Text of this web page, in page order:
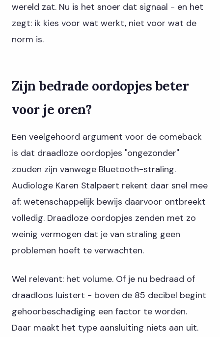
wereld zat. Nu is het snoer dat signaal - en het
zegt: ik kies voor wat werkt, niet voor wat de
norm is.
Zijn bedrade oordopjes beter
voor je oren?
Een veelgehoord argument voor de comeback
is dat draadloze oordopjes "ongezonder"
zouden zijn vanwege Bluetooth-straling.
Audiologe Karen Stalpaert rekent daar snel mee
af: wetenschappelijk bewijs daarvoor ontbreekt
volledig. Draadloze oordopjes zenden met zo
weinig vermogen dat je van straling geen
problemen hoeft te verwachten.
Wel relevant: het volume. Of je nu bedraad of
draadloos luistert - boven de 85 decibel begint
gehoorbeschadiging een factor te worden.
Daar maakt het type aansluiting niets aan uit.